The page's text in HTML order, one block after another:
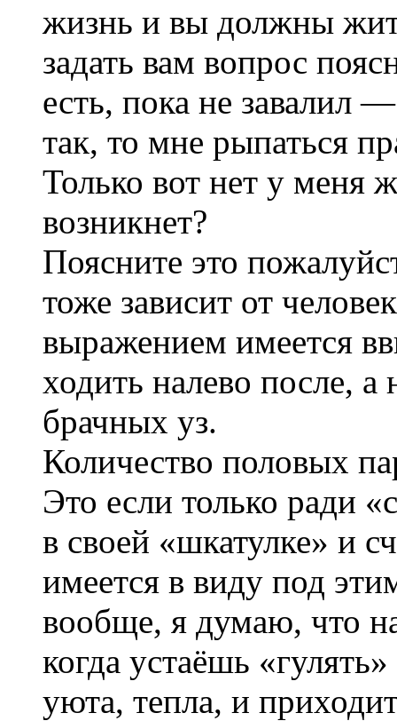
жизнь и вы должны
задать вам вопрос
есть, пока не завалил
так, то мне рыпаться
Только вот нет у меня
возникнет?
Поясните это
тоже зависит от
выражением имеется
ходить налево после, а
брачных уз.
Количество половых
Это если только ради
в своей «шкатулке» и
имеется в виду под
вообще, я думаю, что
когда устаёшь
уюта, тепла, и